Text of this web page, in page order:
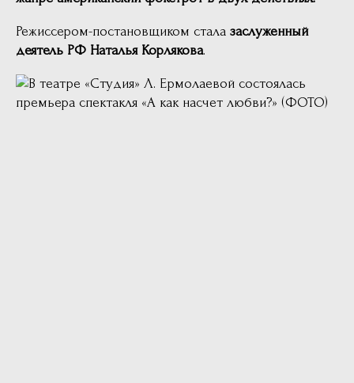
Режиссером-постановщиком стала заслуженный
деятель РФ Наталья Корлякова.